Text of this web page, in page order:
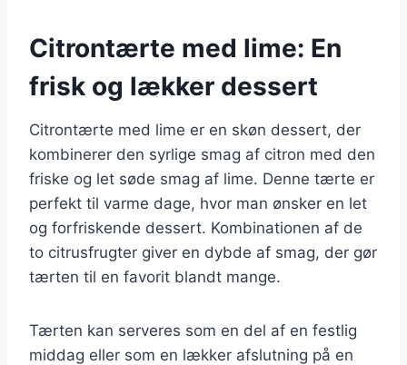
Citrontærte med lime: En
frisk og lækker dessert
Citrontærte med lime er en skøn dessert, der
kombinerer den syrlige smag af citron med den
friske og let søde smag af lime. Denne tærte er
perfekt til varme dage, hvor man ønsker en let
og forfriskende dessert. Kombinationen af de
to citrusfrugter giver en dybde af smag, der gør
tærten til en favorit blandt mange.
Tærten kan serveres som en del af en festlig
middag eller som en lækker afslutning på en